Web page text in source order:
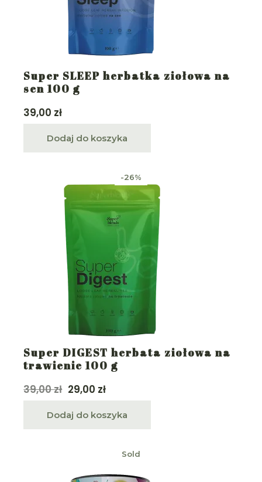
Super SLEEP herbatka ziołowa na
sen 100 g
39,00 zł
Dodaj do koszyka
-26%
Super DIGEST herbata ziołowa na
trawienie 100 g
39,00zł 29,00 zł
Dodaj do koszyka
Sold